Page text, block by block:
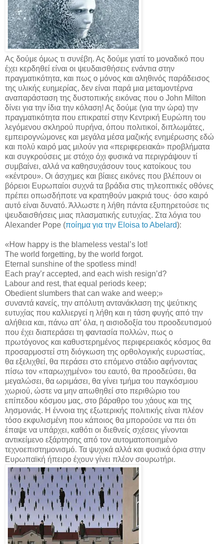
Ας δούμε όμως τι συνέβη. Ας δούμε γιατί το μοναδικό που
έχει κερδηθεί είναι οι ψευδαισθήσεις ενάντια στην
πραγματικότητα, και πως ο μόνος και αληθινός παράδεισος
της υλικής ευημερίας, δεν είναι παρά μια μεταμοντέρνα
αναπαράσταση της δυστοπικής εικόνας που ο John Milton
δίνει για την ίδια την κόλαση! Ας δούμε (για την ώρα) την
πραγματικότητα που επικρατεί στην Κεντρική Ευρώπη του
λεγόμενου σκληρού πυρήνα, όπου πολιτικοί, διπλωμάτες,
εμπειρογνώμονες και μεγάλα μέσα μαζικής ενημέρωσης εδώ
και πολύ καιρό μας μιλούν για «περιφερειακά» προβλήματα
και συγκρούσεις με στόχο όχι φυσικά να περιγράψουν τί
συμβαίνει, αλλά να καθησυχάσουν τους κατοίκους του
«κέντρου». Οι άσχημες και βίαιες εικόνες που βλέπουν οι
βόρειοι Ευρωπαίοι συχνά τα βράδια στις τηλεοπτικές οθόνες
πρέπει οπωσδήποτε να κρατηθούν μακριά τους· όσο καιρό
αυτό είναι δυνατό. Άλλωστε η λήθη πάντα εξυπηρετούσε τις
ψευδαισθήσεις μιας πλασματικής ευτυχίας. Στα λόγια του
Alexander Pope (ποίημα για την Eloisa to Abelard):
«How happy is the blameless vestal’s lot!
The world forgetting, by the world forgot.
Eternal sunshine of the spotless mind!
Each pray’r accepted, and each wish resign’d?
Labour and rest, that equal periods keep;
Obedient slumbers that can wake and weep;»
συναντά κανείς, την απόλυτη αντανάκλαση της ψεύτικης
ευτυχίας που καλλιεργεί η λήθη και η τάση φυγής από την
αλήθεια και, πάνω απ’ όλα, η αισιοδοξία του προοδευτισμού
που έχει διαπεράσει τη φαντασία πολλών, πως ο
πρωτόγονος και καθυστερημένος περιφερειακός κόσμος θα
προσαρμοστεί στη διόγκωση της ορθολογικής ευρωστίας,
θα εξελιχθεί, θα περάσει στο επόμενο στάδιο αφήνοντας
πίσω τον «παρωχημένο» του εαυτό, θα προοδεύσει, θα
μεγαλώσει, θα ωριμάσει, θα γίνει τμήμα του παγκόσμιου
χωριού, ώστε να μην απωθηθεί στο περιθώριο του
επίπεδου κόσμου μας, στο βάραθρο του χάους και της
λησμονιάς. Η έννοια της εξωτερικής πολιτικής είναι πλέον
τόσο εκφυλισμένη που κάποιος θα μπορούσε να πει ότι
έπαψε να υπάρχει, καθότι οι διεθνείς σχέσεις γίνονται
αντικείμενο εξάρτησης από τον αυτοματοποιημένο
τεχνοεπιστημονισμό. Τα ψυχικά αλλά και φυσικά όρια στην
Ευρωπαϊκή ήπειρο έχουν γίνει πλέον σουρωτήρι.